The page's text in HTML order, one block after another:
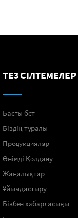
ТЕЗ СІЛТЕМЕЛЕР
Басты бет
Біздің туралы
Продукциялар
Өнімді Қолдану
Жаңалықтар
Ұйымдастыру
Бізбен хабарласыңы